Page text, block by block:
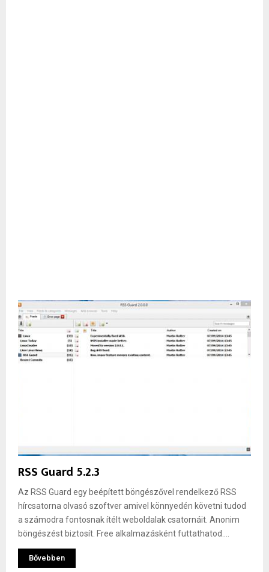
RSS Guard 5.2.3
Az RSS Guard egy beépített böngészővel rendelkező RSS
hírcsatorna olvasó szoftver amivel könnyedén követni tudod
a számodra fontosnak ítélt weboldalak csatornáit. Anonim
böngészést biztosít. Free alkalmazásként futtathatod....
Bővebben